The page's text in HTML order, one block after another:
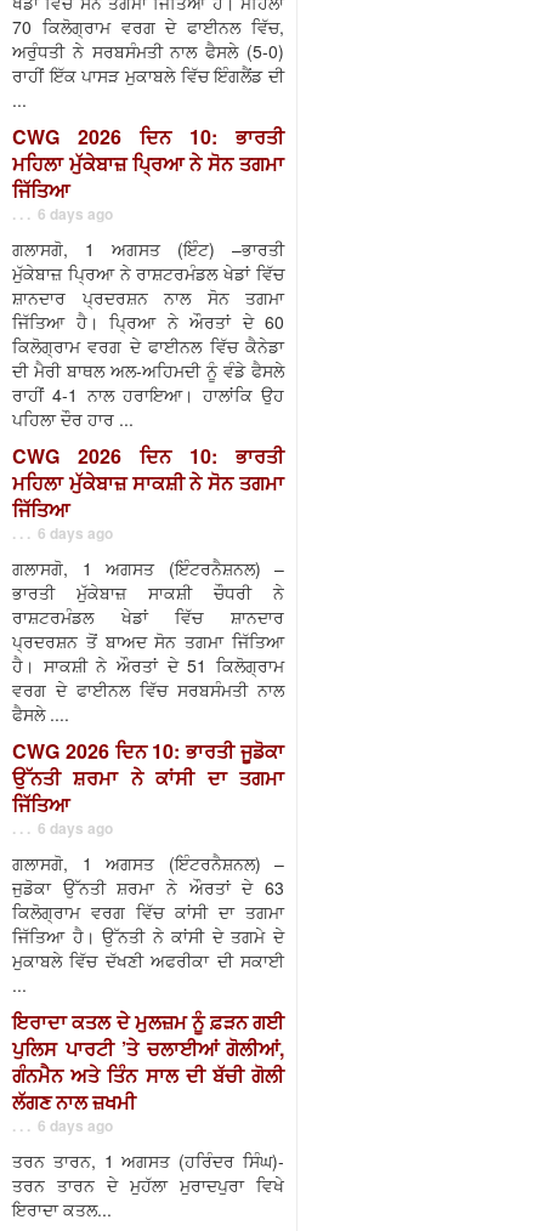
70 ਕਿਲੋਗ੍ਰਾਮ ਵਰਗ ਦੇ ਫਾਈਨਲ ਵਿੱਚ,
ਅਰੁੰਧਤੀ ਨੇ ਸਰਬਸੰਮਤੀ ਨਾਲ ਫੈਸਲੇ (5-0)
ਰਾਹੀਂ ਇੱਕ ਪਾਸੜ ਮੁਕਾਬਲੇ ਵਿੱਚ ਇੰਗਲੈਂਡ ਦੀ
...
CWG 2026 ਦਿਨ 10: ਭਾਰਤੀ
ਮਹਿਲਾ ਮੁੱਕੇਬਾਜ਼ ਪ੍ਰਿਆ ਨੇ ਸੋਨ ਤਗਮਾ
ਜਿੱਤਿਆ
. . . 6 days ago
ਗਲਾਸਗੋ, 1 ਅਗਸਤ (ਇੰਟ) –ਭਾਰਤੀ
ਮੁੱਕੇਬਾਜ਼ ਪ੍ਰਿਆ ਨੇ ਰਾਸ਼ਟਰਮੰਡਲ ਖੇਡਾਂ ਵਿੱਚ
ਸ਼ਾਨਦਾਰ ਪ੍ਰਦਰਸ਼ਨ ਨਾਲ ਸੋਨ ਤਗਮਾ
ਜਿੱਤਿਆ ਹੈ। ਪ੍ਰਿਆ ਨੇ ਔਰਤਾਂ ਦੇ 60
ਕਿਲੋਗ੍ਰਾਮ ਵਰਗ ਦੇ ਫਾਈਨਲ ਵਿੱਚ ਕੈਨੇਡਾ
ਦੀ ਮੈਰੀ ਬਾਥਲ ਅਲ-ਅਹਿਮਦੀ ਨੂੰ ਵੰਡੇ ਫੈਸਲੇ
ਰਾਹੀਂ 4-1 ਨਾਲ ਹਰਾਇਆ। ਹਾਲਾਂਕਿ ਉਹ
ਪਹਿਲਾ ਦੌਰ ਹਾਰ ...
CWG 2026 ਦਿਨ 10: ਭਾਰਤੀ
ਮਹਿਲਾ ਮੁੱਕੇਬਾਜ਼ ਸਾਕਸ਼ੀ ਨੇ ਸੋਨ ਤਗਮਾ
ਜਿੱਤਿਆ
. . . 6 days ago
ਗਲਾਸਗੋ, 1 ਅਗਸਤ (ਇੰਟਰਨੈਸ਼ਨਲ) –
ਭਾਰਤੀ ਮੁੱਕੇਬਾਜ਼ ਸਾਕਸ਼ੀ ਚੌਧਰੀ ਨੇ
ਰਾਸ਼ਟਰਮੰਡਲ ਖੇਡਾਂ ਵਿੱਚ ਸ਼ਾਨਦਾਰ
ਪ੍ਰਦਰਸ਼ਨ ਤੋਂ ਬਾਅਦ ਸੋਨ ਤਗਮਾ ਜਿੱਤਿਆ
ਹੈ। ਸਾਕਸ਼ੀ ਨੇ ਔਰਤਾਂ ਦੇ 51 ਕਿਲੋਗ੍ਰਾਮ
ਵਰਗ ਦੇ ਫਾਈਨਲ ਵਿੱਚ ਸਰਬਸੰਮਤੀ ਨਾਲ
ਫੈਸਲੇ ....
CWG 2026 ਦਿਨ 10: ਭਾਰਤੀ ਜੂਡੋਕਾ
ਉੱਨਤੀ ਸ਼ਰਮਾ ਨੇ ਕਾਂਸੀ ਦਾ ਤਗਮਾ
ਜਿੱਤਿਆ
. . . 6 days ago
ਗਲਾਸਗੋ, 1 ਅਗਸਤ (ਇੰਟਰਨੈਸ਼ਨਲ) –
ਜੁਡੋਕਾ ਉੱਨਤੀ ਸ਼ਰਮਾ ਨੇ ਔਰਤਾਂ ਦੇ 63
ਕਿਲੋਗ੍ਰਾਮ ਵਰਗ ਵਿੱਚ ਕਾਂਸੀ ਦਾ ਤਗਮਾ
ਜਿੱਤਿਆ ਹੈ। ਉੱਨਤੀ ਨੇ ਕਾਂਸੀ ਦੇ ਤਗਮੇ ਦੇ
ਮੁਕਾਬਲੇ ਵਿੱਚ ਦੱਖਣੀ ਅਫਰੀਕਾ ਦੀ ਸਕਾਈ
...
ਇਰਾਦਾ ਕਤਲ ਦੇ ਮੁਲਜ਼ਮ ਨੂੰ ਫ਼ੜਨ ਗਈ
ਪੁਲਿਸ ਪਾਰਟੀ ’ਤੇ ਚਲਾਈਆਂ ਗੋਲੀਆਂ,
ਗੰਨਮੈਨ ਅਤੇ ਤਿੰਨ ਸਾਲ ਦੀ ਬੱਚੀ ਗੋਲੀ
ਲੱਗਣ ਨਾਲ ਜ਼ਖਮੀ
. . . 6 days ago
ਤਰਨ ਤਾਰਨ, 1 ਅਗਸਤ (ਹਰਿੰਦਰ ਸਿੰਘ)-
ਤਰਨ ਤਾਰਨ ਦੇ ਮੁਹੱਲਾ ਮੁਰਾਦਪੁਰਾ ਵਿਖੇ
ਇਰਾਦਾ ਕਤਲ...